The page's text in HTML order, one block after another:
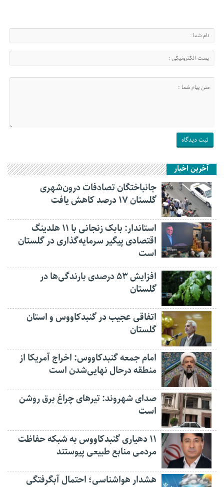
آخرین اخبار
جانباختگان تصادفات درون‌شهری
گلستان ۱۷ درصد کاهش یافت
استاندار: بابک زنجانی با ۱۱ هلدینگ
اقتصادی پیگیر سرمایه‌گذاری در گلستان
است
افزایش ۵۳ درصدی بارندگی‌ها در
گلستان
اتفاقی عجیب در‌ گنبدکاووس و استان
گلستان
امام جمعه گنبدکاووس: اخراج آمریکا از
منطقه درحال نهایی‌شدن است
صدای شهروند: تیرهای چراغ برق روشن
است
۱۱ دهیاری گنبدکاووس به شبکه حفاظت
مردمی منابع طبیعی پیوستند
هشدار هواشناسی؛ احتمال آبگرفتگی